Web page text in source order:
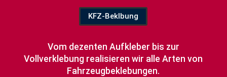
KFZ-Beklbung
Vom dezenten Aufkleber bis zur
Vollverklebung realisieren wir alle Arten von
Fahrzeugbeklebungen.